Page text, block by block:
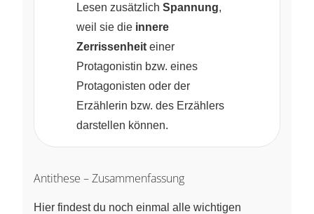
Lesen zusätzlich Spannung,
weil sie die innere
Zerrissenheit einer
Protagonistin bzw. eines
Protagonisten oder der
Erzählerin bzw. des Erzählers
darstellen können.
Antithese – Zusammenfassung
Hier findest du noch einmal alle wichtigen